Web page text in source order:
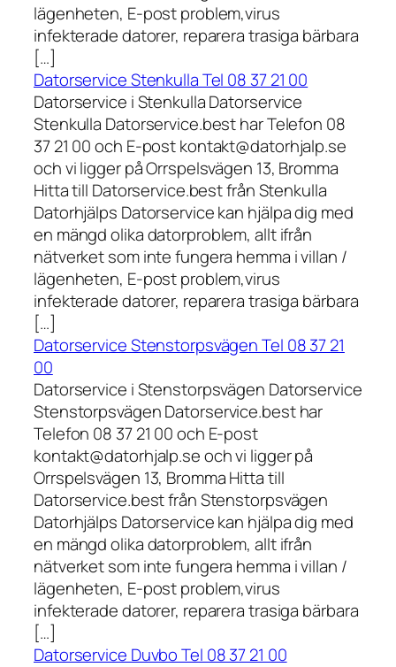
lägenheten, E-post problem,virus
infekterade datorer, reparera trasiga bärbara
[…]
Datorservice Stenkulla Tel 08 37 21 00
Datorservice i Stenkulla Datorservice
Stenkulla Datorservice.best har Telefon 08
37 21 00 och E-post kontakt@datorhjalp.se
och vi ligger på Orrspelsvägen 13, Bromma
Hitta till Datorservice.best från Stenkulla
Datorhjälps Datorservice kan hjälpa dig med
en mängd olika datorproblem, allt ifrån
nätverket som inte fungera hemma i villan /
lägenheten, E-post problem,virus
infekterade datorer, reparera trasiga bärbara
[…]
Datorservice Stenstorpsvägen Tel 08 37 21
00
Datorservice i Stenstorpsvägen Datorservice
Stenstorpsvägen Datorservice.best har
Telefon 08 37 21 00 och E-post
kontakt@datorhjalp.se och vi ligger på
Orrspelsvägen 13, Bromma Hitta till
Datorservice.best från Stenstorpsvägen
Datorhjälps Datorservice kan hjälpa dig med
en mängd olika datorproblem, allt ifrån
nätverket som inte fungera hemma i villan /
lägenheten, E-post problem,virus
infekterade datorer, reparera trasiga bärbara
[…]
Datorservice Duvbo Tel 08 37 21 00